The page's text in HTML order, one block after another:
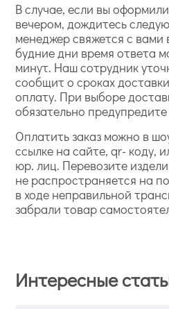
В случае, если вы
вечером, дождитесь
менеджер свяжется с вами
будние дни время ответа
минут. Наш сотрудник
сообщит о сроках
оплату. При выборе
обязательно
Оплатить заказ можно в
ссылке на сайте, qr- коду,
юр. лиц. Перевозите
не распространяется на
в ходе неправильной
забрали товар
Интересные